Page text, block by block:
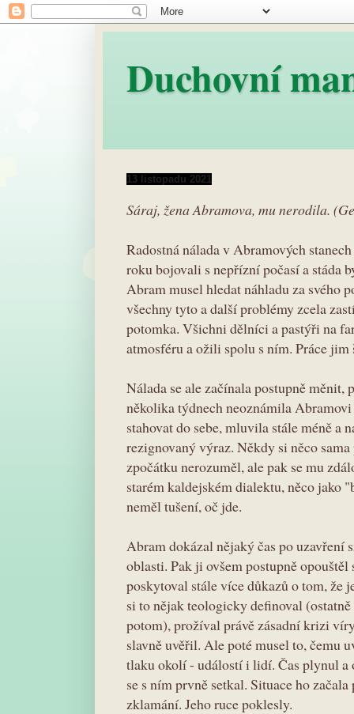
Duchovní
13 listopadu 2021
Sáraj, žena Abramova, mu nerodila.
Radostná nálada v Abramových
roku bojovali s nepřízní počasí a stáda
Abram musel hledat náhladu za svého
všechny tyto a další problémy zcela
potomka. Všichni dělníci a pastýři na
atmosféru a ožili spolu s ním. Práce
Nálada se ale začínala postupně měnit,
několika týdnech neoznámila
stahovat do sebe, mluvila stále méně a
rezignovaný výraz. Někdy si něco
zpočátku nerozuměl, ale pak se mu
starém kaldejském dialektu, něco jako
neměl tušení, oč jde.
Abram dokázal nějaký čas po uzavření
oblasti. Pak ji ovšem postupně
poskytoval stále více důkazů o tom, že
si to nějak teologicky definoval
potom), prožíval právě zásadní krizi
slavně uvěřil. Ale poté musel to, čemu
tlaku okolí - událostí i lidí. Čas plynul
se s ním prvně setkal. Situace ho
zklamání. Jeho ruce poklesly.